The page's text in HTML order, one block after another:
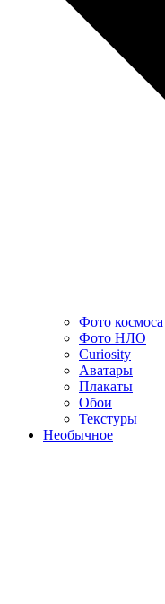
Фото космоса
Фото НЛО
Curiosity
Аватары
Плакаты
Обои
Текстуры
Необычное